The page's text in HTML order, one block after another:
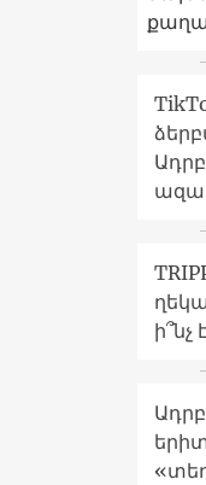
ի՞նչ